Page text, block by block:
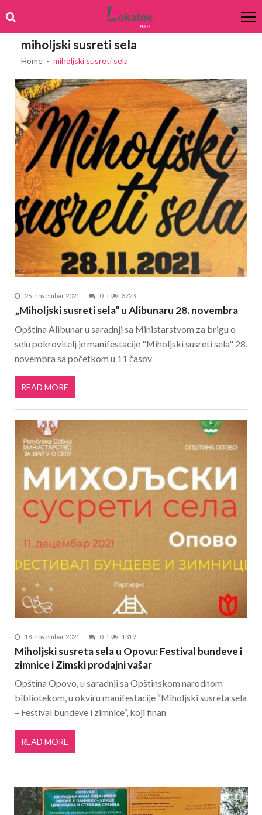
to
navigation
to
content
miholjski susreti sela
Home miholjski susreti sela
26. novembar 2021. 0 3723
„Miholjski susreti sela“ u Alibunaru 28. novembra
Opština Alibunar u saradnji sa Ministarstvom za brigu o
selu pokrovitelj je manifestacije "Miholjski susreti sela" 28.
novembra sa početkom u 11 časov
READ MORE
18. novembar 2021. 0 1319
Miholjski susreta sela u Opovu: Festival bundeve i
zimnice i Zimski prodajni vašar
Opština Opovo, u saradnji sa Opštinskom narodnom
bibliotekom, u okviru manifestacije “Miholjski susreta sela
– Festival bundeve i zimnice“, koji finan
READ MORE